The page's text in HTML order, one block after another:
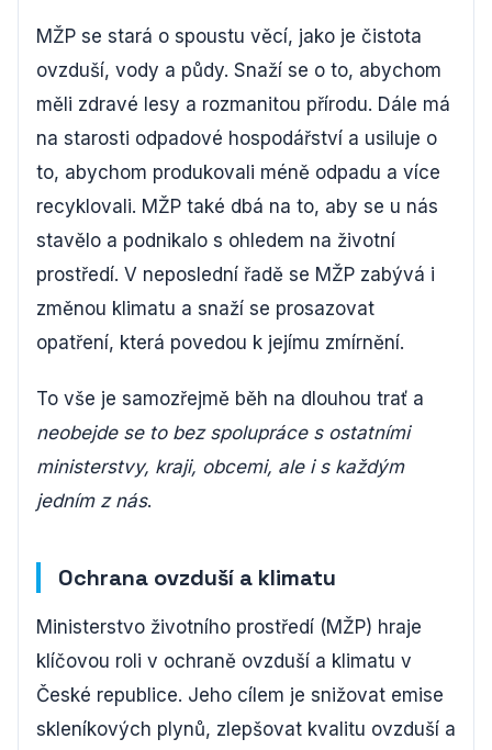
MŽP se stará o spoustu věcí, jako je čistota
ovzduší, vody a půdy. Snaží se o to, abychom
měli zdravé lesy a rozmanitou přírodu. Dále má
na starosti odpadové hospodářství a usiluje o
to, abychom produkovali méně odpadu a více
recyklovali. MŽP také dbá na to, aby se u nás
stavělo a podnikalo s ohledem na životní
prostředí. V neposlední řadě se MŽP zabývá i
změnou klimatu a snaží se prosazovat
opatření, která povedou k jejímu zmírnění.
To vše je samozřejmě běh na dlouhou trať a
neobejde se to bez spolupráce s ostatními
ministerstvy, kraji, obcemi, ale i s každým
jedním z nás.
Ochrana ovzduší a klimatu
Ministerstvo životního prostředí (MŽP) hraje
klíčovou roli v ochraně ovzduší a klimatu v
České republice. Jeho cílem je snižovat emise
skleníkových plynů, zlepšovat kvalitu ovzduší a